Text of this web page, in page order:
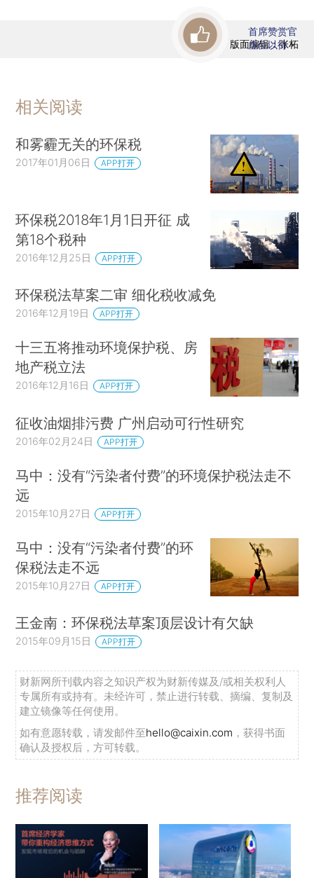
版面编辑：张柘
首席赞赏官
虚位以待
相关阅读
和雾霾无关的环保税
2017年01月06日 APP打开
环保税2018年1月1日开征 成
第18个税种
2016年12月25日 APP打开
环保税法草案二审 细化税收减免
2016年12月19日 APP打开
十三五将推动环境保护税、房
地产税立法
2016年12月16日 APP打开
征收油烟排污费 广州启动可行性研究
2016年02月24日 APP打开
马中：没有“污染者付费”的环境保护税法走不
远
2015年10月27日 APP打开
马中：没有“污染者付费”的环
保税法走不远
2015年10月27日 APP打开
王金南：环保税法草案顶层设计有欠缺
2015年09月15日 APP打开
财新网所刊载内容之知识产权为财新传媒及/或相关权利人
专属所有或持有。未经许可，禁止进行转载、摘编、复制及
建立镜像等任何使用。
如有意愿转载，请发邮件至hello@caixin.com ，获得书面
确认及授权后，方可转载。
推荐阅读